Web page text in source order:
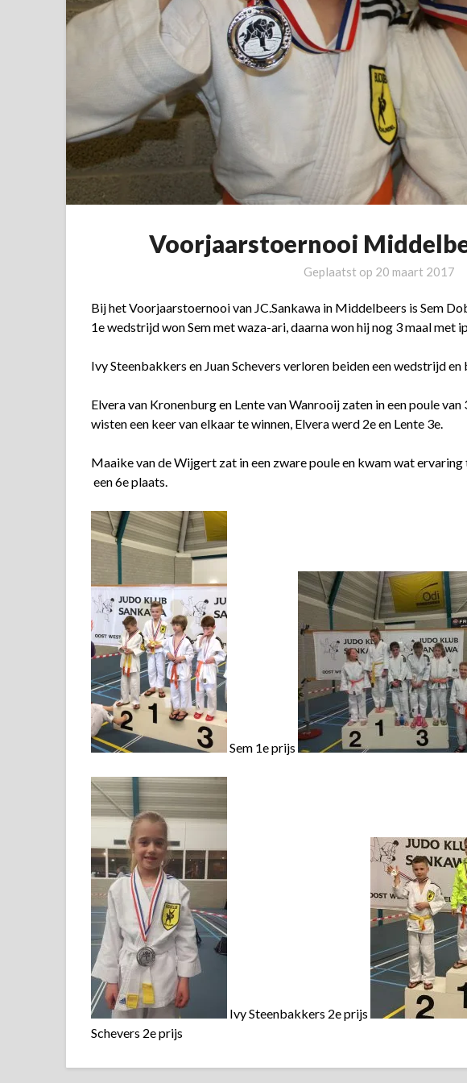
Voorjaarstoernooi
Geplaatst op 20 maart 2017
Bij het Voorjaarstoernooi van JC.Sankawa in Middelbeers is Sem
1e wedstrijd won Sem met waza-ari, daarna won hij nog 3 maal met
Ivy Steenbakkers en Juan Schevers verloren beiden een wedstrijd en
Elvera van Kronenburg en Lente van Wanrooij zaten in een poule
wisten een keer van elkaar te winnen, Elvera werd 2e en Lente 3e.
Maaike van de Wijgert zat in een zware poule en kwam wat
een 6e plaats.
Sem 1e prijs
Ivy Steenbakkers 2e prijs
Schevers 2e prijs